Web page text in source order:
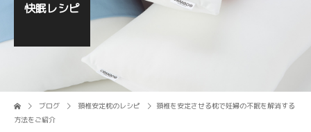
快眠レシピ
ブログ 頚椎安定枕のレシピ
頚椎を安定させる枕で妊婦の不眠を解消する
方法をご紹介